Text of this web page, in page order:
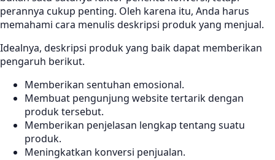
perannya cukup penting. Oleh karena itu, Anda harus
memahami cara menulis deskripsi produk yang menjual.
Idealnya, deskripsi produk yang baik dapat memberikan
pengaruh berikut.
Memberikan sentuhan emosional.
Membuat pengunjung website tertarik dengan
produk tersebut.
Memberikan penjelasan lengkap tentang suatu
produk.
Meningkatkan konversi penjualan.